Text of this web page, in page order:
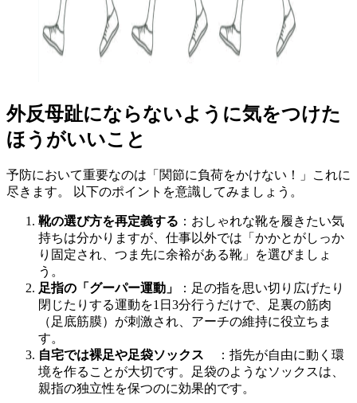
外反母趾にならないように気をつけた
ほうがいいこと
予防において重要なのは「関節に負荷をかけない！」これに
尽きます。 以下のポイントを意識してみましょう。
靴の選び方を再定義する ：おしゃれな靴を履きたい気
持ちは分かりますが、仕事以外では「かかとがしっか
り固定され、つま先に余裕がある靴」を選びましょ
う。
足指の「グーパー運動」
：足の指を思い切り広げたり
閉じたりする運動を1日3分行うだけで、足裏の筋肉
（足底筋膜）が刺激され、アーチの維持に役立ちま
す。
自宅では裸足や足袋ソックス ：指先が自由に動く環
境を作ることが大切です。足袋のようなソックスは、
親指の独立性を保つのに効果的です。